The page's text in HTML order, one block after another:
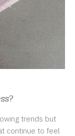
trends but
continue to feel